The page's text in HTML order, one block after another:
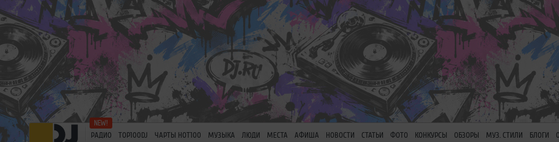
РАДИО TOP100DJ ЧАРТЫ HOT100 МУЗЫКА ЛЮДИ МЕСТА АФИША НОВОСТИ СТАТЬИ ФОТО КОНКУРСЫ ОБЗОРЫ МУЗ. СТИЛИ БЛОГИ